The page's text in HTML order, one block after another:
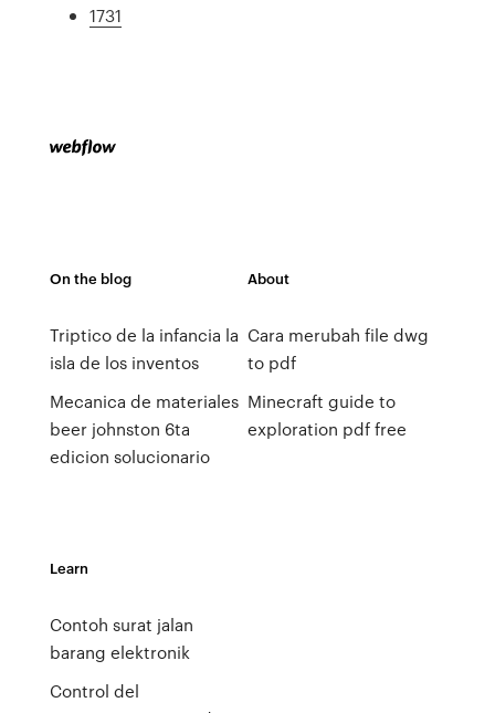
1731
On the blog
Triptico de la infancia la
isla de los inventos
Mecanica de materiales
beer johnston 6ta
edicion solucionario
About
Cara merubah file dwg
to pdf
Minecraft guide to
exploration pdf free
Learn
Contoh surat jalan
barang elektronik
Control del